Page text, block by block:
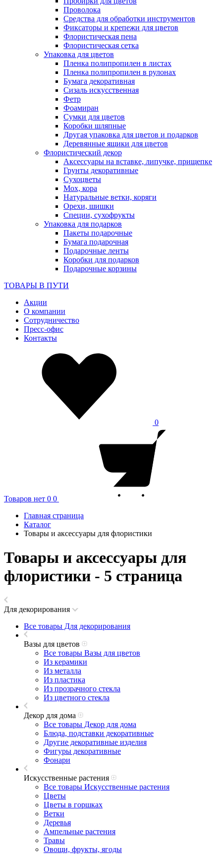
Проволока
Средства для обработки инструментов
Фиксаторы и крепежи для цветов
Флористическая пена
Флористическая сетка
Упаковка для цветов
Пленка полипропилен в листах
Пленка полипропилен в рулонах
Бумага декоративная
Сизаль искусственная
Фетр
Фоамиран
Сумки для цветов
Коробки шляпные
Другая упаковка для цветов и подарков
Деревянные ящики для цветов
Флористический декор
Аксессуары на вставке, липучке, прищепке
Грунты декоративные
Сухоцветы
Мох, кора
Натуральные ветки, коряги
Орехи, шишки
Специи, сухофрукты
Упаковка для подарков
Пакеты подарочные
Бумага подарочная
Подарочные ленты
Коробки для подарков
Подарочные корзины
ТОВАРЫ В ПУТИ
Акции
О компании
Сотрудничество
Пресс-офис
Контакты
0
Товаров нет 0 0
Главная страница
Каталог
Товары и аксессуары для флористики
Товары и аксессуары для
флористики - 5 страница
Для декорирования
Все товары Для декорирования
Вазы для цветов
Все товары Вазы для цветов
Из керамики
Из металла
Из пластика
Из прозрачного стекла
Из цветного стекла
Декор для дома
Все товары Декор для дома
Блюда, подставки декоративные
Другие декоративные изделия
Фигуры декоративные
Фонари
Искусственные растения
Все товары Искусственные растения
Цветы
Цветы в горшках
Ветки
Деревья
Ампельные растения
Травы
Овощи, фрукты, ягоды